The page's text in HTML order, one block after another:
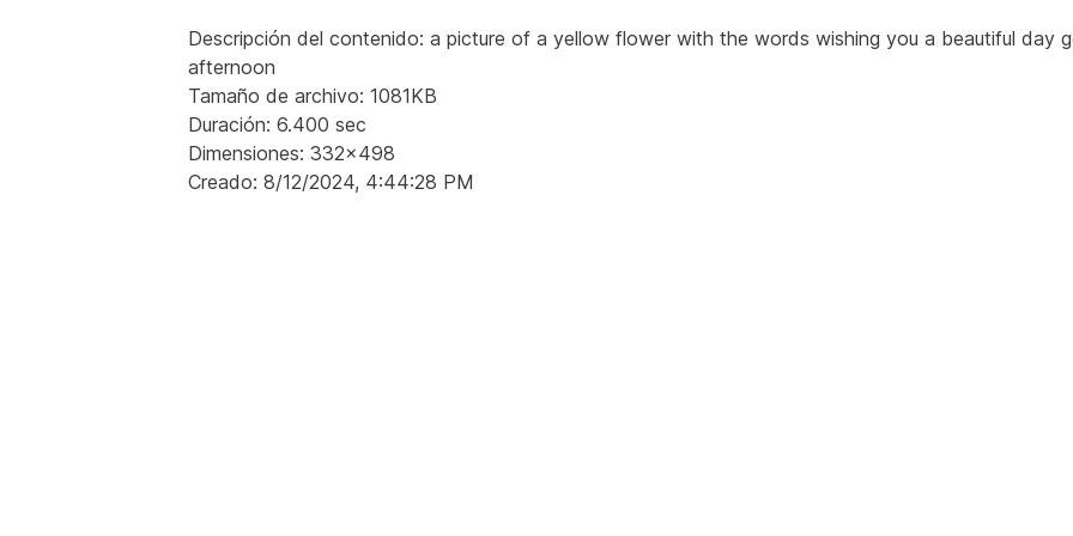
Descripción del contenido: a picture of a yellow flower with the words wishing you a beautiful day
afternoon
Tamaño de archivo: 1081KB
Duración: 6.400 sec
Dimensiones: 332x498
Creado: 8/12/2024, 4:44:28 PM